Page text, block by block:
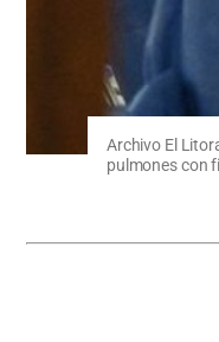
Archivo El
pulmones con